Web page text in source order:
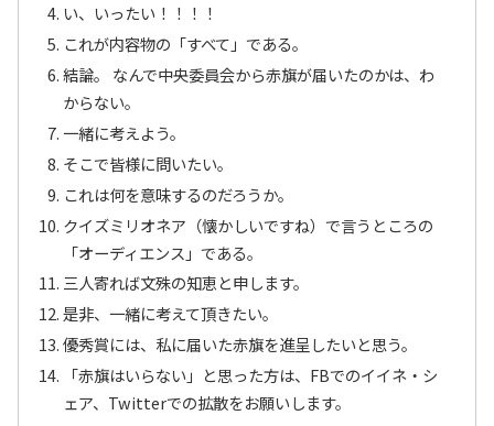
い、いったい！！！！
これが内容物の「すべて」である。
結論。 なんで中央委員会から赤旗が届いたのかは、わ
からない。
一緒に考えよう。
そこで皆様に問いたい。
これは何を意味するのだろうか。
クイズミリオネア（懐かしいですね）で言うところの
「オーディエンス」である。
三人寄れば文殊の知恵と申します。
是非、一緒に考えて頂きたい。
優秀賞には、私に届いた赤旗を進呈したいと思う。
「赤旗はいらない」と思った方は、FBでのイイネ・シ
ェア、Twitterでの拡散をお願いします。